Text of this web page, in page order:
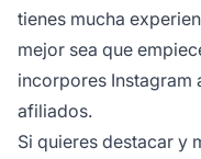
tienes mucha
mejor sea que
incorpores Instagram
afiliados.
Si quieres destacar y